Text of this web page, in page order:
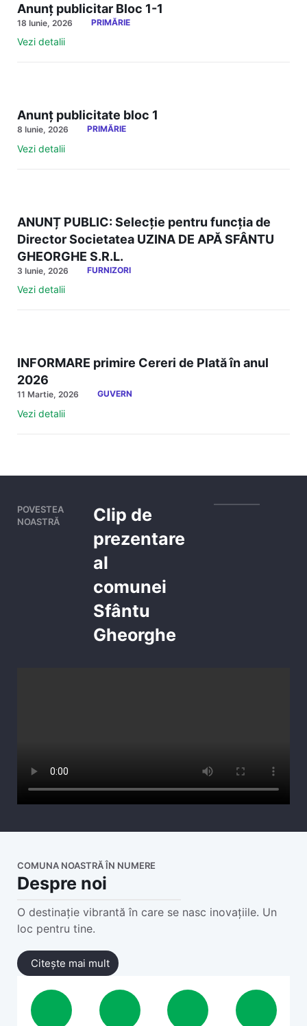
Anunț publicitar Bloc 1-1
18 Iunie, 2026 PRIMĂRIE
Vezi detalii
Anunț publicitate bloc 1
8 Iunie, 2026 PRIMĂRIE
Vezi detalii
ANUNȚ PUBLIC: Selecție pentru funcția de
Director Societatea UZINA DE APĂ SFÂNTU
GHEORGHE S.R.L.
3 Iunie, 2026 FURNIZORI
Vezi detalii
INFORMARE primire Cereri de Plată în anul
2026
11 Martie, 2026 GUVERN
Vezi detalii
POVESTEA
NOASTRĂ
Clip de
prezentare
al
comunei
Sfântu
Gheorghe
COMUNA NOASTRĂ ÎN NUMERE
Despre noi
O destinație vibrantă în care se nasc inovațiile. Un
loc pentru tine.
Citește mai mult